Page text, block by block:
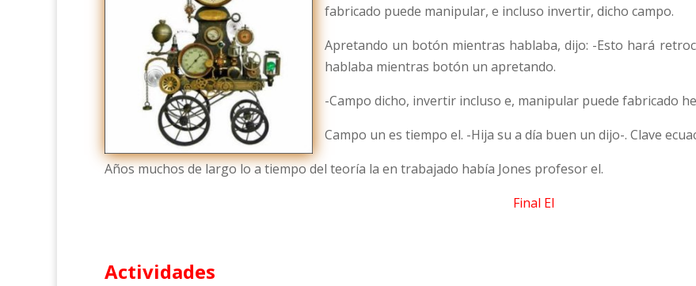
fabricado puede manipular, e incluso invertir, dicho campo.
Apretando un botón mientras hablaba, dijo: -Esto hará
hablaba mientras botón un apretando.
-Campo dicho, invertir incluso e, manipular puede fabricado
Campo un es tiempo el. -Hija su a día buen un dijo-. Clave
Años muchos de largo lo a tiempo del teoría la en trabajado había Jones profesor el.
Final El
Actividades